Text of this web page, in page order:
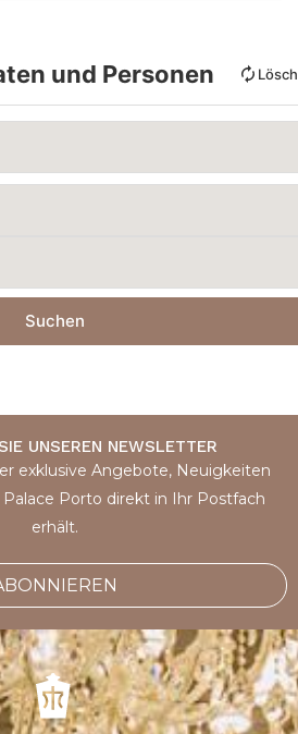
und Personen
Suchen
UNSEREN NEWSLETTER
exklusive Angebote, Neuigkeiten
Porto direkt in Ihr Postfach
erhält.